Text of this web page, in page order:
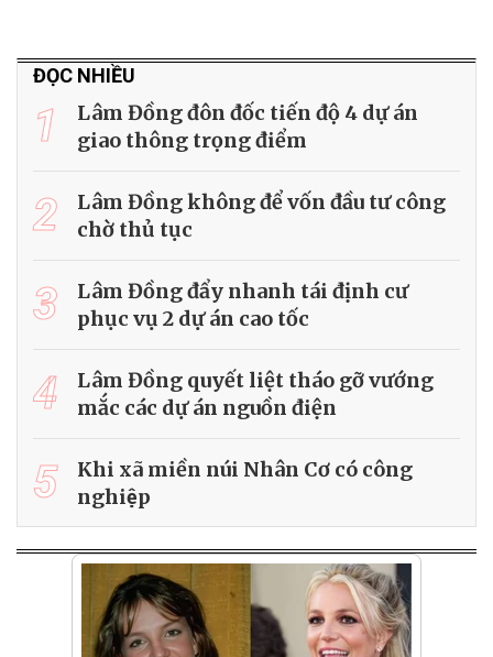
ĐỌC NHIỀU
1
Lâm Đồng đôn đốc tiến độ 4 dự án
giao thông trọng điểm
2
Lâm Đồng không để vốn đầu tư công
chờ thủ tục
3
Lâm Đồng đẩy nhanh tái định cư
phục vụ 2 dự án cao tốc
4
Lâm Đồng quyết liệt tháo gỡ vướng
mắc các dự án nguồn điện
5
Khi xã miền núi Nhân Cơ có công
nghiệp